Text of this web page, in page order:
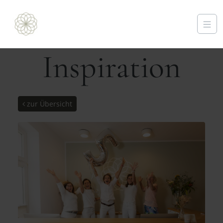
Inspiration
zur Übersicht